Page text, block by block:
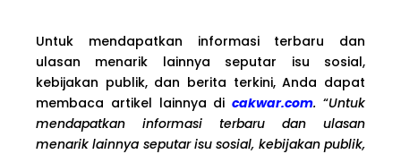
Untuk mendapatkan informasi terbaru dan
ulasan menarik lainnya seputar isu sosial,
kebijakan publik, dan berita terkini, Anda dapat
membaca artikel lainnya dicakwar.com.“Untuk
mendapatkan informasi terbaru dan ulasan
menarik lainnya seputar isu sosial, kebijakan publik,